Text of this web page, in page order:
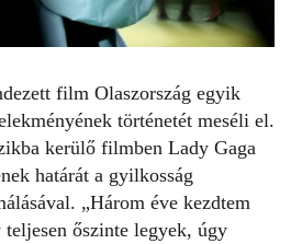
film Olaszország egyik
történetét meséli el.
kerülő filmben Lady Gaga
határát a gyilkosság
„Három éve kezdtem
őszinte legyek, úgy